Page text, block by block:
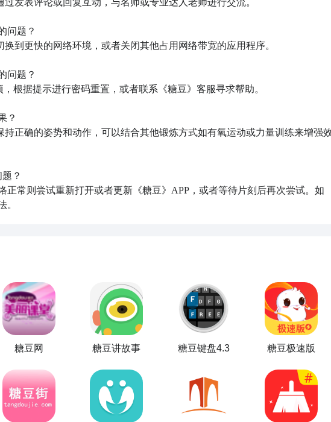
问题？
问题？
？
？
。
糖豆网 糖豆讲故事 糖豆键盘4.3 糖豆极速版